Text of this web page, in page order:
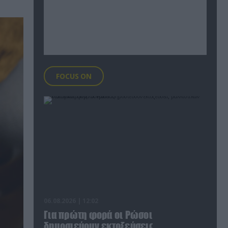
FOCUS ON
Για πρώτη φορά οι Ρώσοι